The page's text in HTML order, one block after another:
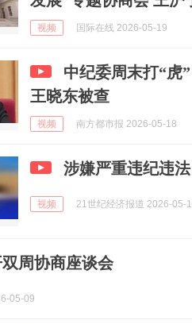
视频 国际在线 2026-05-19
中纪委周末打“虎
王晓东被查
视频 南方都市报 2026-05-18
涉嫌严重违纪违
视频 21世纪经济报道 2026-05-
周协商座谈会
05-09